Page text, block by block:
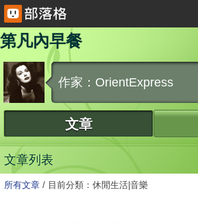
第凡內早餐
作家：OrientExpress
文章
文章列表
所有文章 / 目前分類：休閒生活|音樂